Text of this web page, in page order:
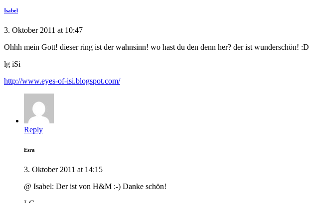
Isabel
3. Oktober 2011 at 10:47
Ohhh mein Gott! dieser ring ist der wahnsinn! wo hast du den denn her? der ist wunderschön! :D
lg iSi
http://www.eyes-of-isi.blogspot.com/
Reply
Esra
3. Oktober 2011 at 14:15
@ Isabel: Der ist von H&M :-) Danke schön!